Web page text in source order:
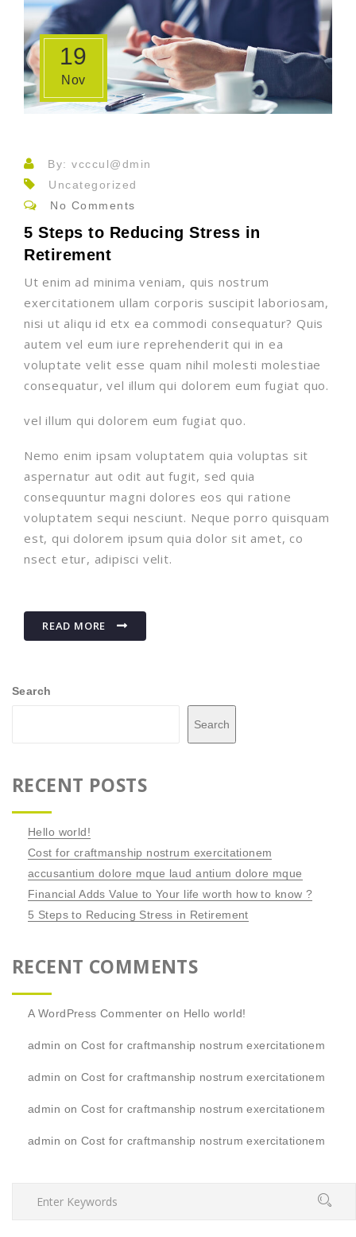
19
Nov
By: vcccul@dmin
Uncategorized
No Comments
5 Steps to Reducing Stress in
Retirement
Ut enim ad minima veniam, quis nostrum
exercitationem ullam corporis suscipit laboriosam,
nisi ut aliqu id etx ea commodi consequatur? Quis
autem vel eum iure reprehenderit qui in ea
voluptate velit esse quam nihil molesti molestiae
consequatur, vel illum qui dolorem eum fugiat quo.
vel illum qui dolorem eum fugiat quo.
Nemo enim ipsam voluptatem quia voluptas sit
aspernatur aut odit aut fugit, sed quia
consequuntur magni dolores eos qui ratione
voluptatem sequi nesciunt. Neque porro quisquam
est, qui dolorem ipsum quia dolor sit amet, co
nsect etur, adipisci velit.
READ MORE
Search
Search
RECENT POSTS
Hello world!
Cost for craftmanship nostrum exercitationem
accusantium dolore mque laud antium dolore mque
Financial Adds Value to Your life worth how to know ?
5 Steps to Reducing Stress in Retirement
RECENT COMMENTS
A WordPress Commenter on Hello world!
admin on Cost for craftmanship nostrum exercitationem
admin on Cost for craftmanship nostrum exercitationem
admin on Cost for craftmanship nostrum exercitationem
admin on Cost for craftmanship nostrum exercitationem